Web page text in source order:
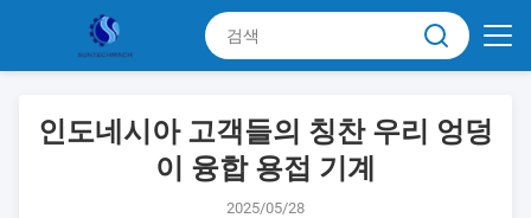
인도네시아 고객들의 칭찬 우리 엉덩
이 융합 용접 기계
2025/05/28